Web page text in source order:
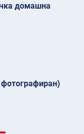
домашна